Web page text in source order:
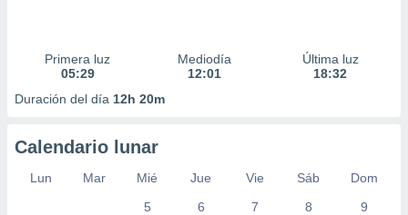
Primera luz
05:29
Mediodía
12:01
Última luz
18:32
Duración del día 12h 20m
Calendario lunar
Lun Mar Mié Jue Vie Sáb
Dom
5
6 7 8 9